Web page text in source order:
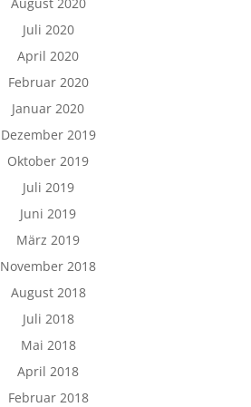
Juli 2020
April 2020
Februar 2020
Januar 2020
Dezember 2019
Oktober 2019
Juli 2019
Juni 2019
März 2019
November 2018
August 2018
Juli 2018
Mai 2018
April 2018
Februar 2018